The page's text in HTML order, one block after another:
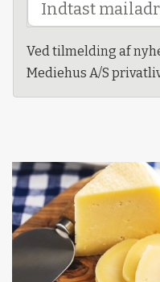
Ved tilmelding af
Mediehus A/S